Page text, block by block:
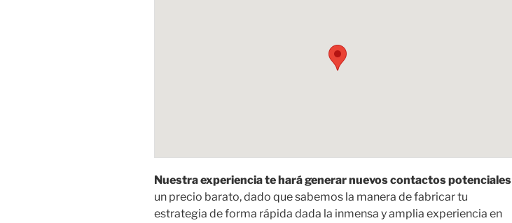
Nuestra experiencia te hará generar nuevos contactos potenciales
un precio barato, dado que sabemos la manera de fabricar tu
estrategia de forma rápida dada la inmensa y amplia experiencia en